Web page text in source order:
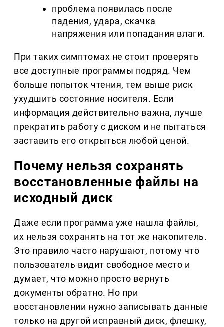
проблема появилась после
падения, удара, скачка
напряжения или попадания влаги.
При таких симптомах не стоит проверять
все доступные программы подряд. Чем
больше попыток чтения, тем выше риск
ухудшить состояние носителя. Если
информация действительно важна, лучше
прекратить работу с диском и не пытаться
заставить его открыться любой ценой.
Почему нельзя сохранять
восстановленные файлы на
исходный диск
Даже если программа уже нашла файлы,
их нельзя сохранять на тот же накопитель.
Это правило часто нарушают, потому что
пользователь видит свободное место и
думает, что можно просто вернуть
документы обратно. Но при
восстановлении нужно записывать данные
только на другой исправный диск, флешку,